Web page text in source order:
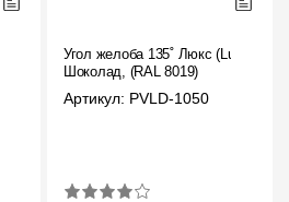
Угол желоба 135˚ Люкс (Lux)
Шоколад, (RAL 8019)
Артикул: PVLD-1050